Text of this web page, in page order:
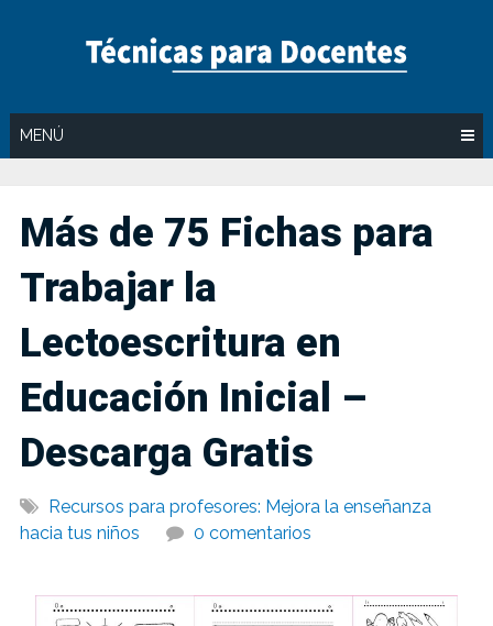
MENÚ
Más de 75 Fichas para
Trabajar la
Lectoescritura en
Educación Inicial –
Descarga Gratis
Recursos para profesores: Mejora la enseñanza
hacia tus niños
0 comentarios